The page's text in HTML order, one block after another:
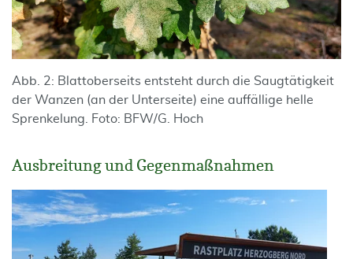
Abb. 2: Blattoberseits entsteht durch die Saugtätigkeit
der Wanzen (an der Unterseite) eine auffällige helle
Sprenkelung. Foto: BFW/G. Hoch
Ausbreitung und Gegenmaßnahmen